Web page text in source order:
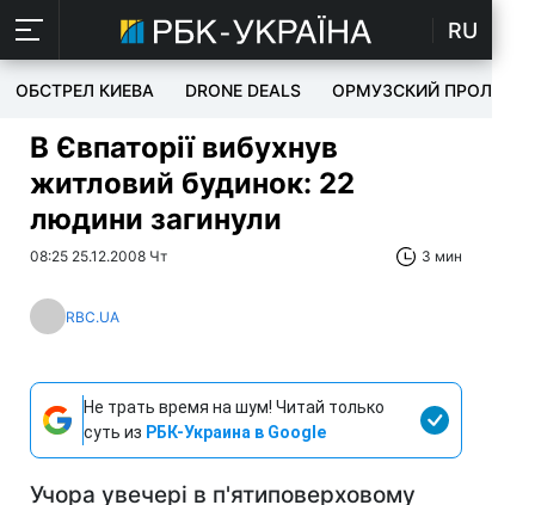
RU
ОБСТРЕЛ КИЕВА DRONE DEALS ОРМУЗСКИЙ ПРОЛИВ
В Євпаторії вибухнув
житловий будинок: 22
людини загинули
08:25 25.12.2008 Чт 3 мин
RBC.UA
Не трать время на шум! Читай только
суть из РБК-Украина в Google
Учора увечері в п'ятиповерховому